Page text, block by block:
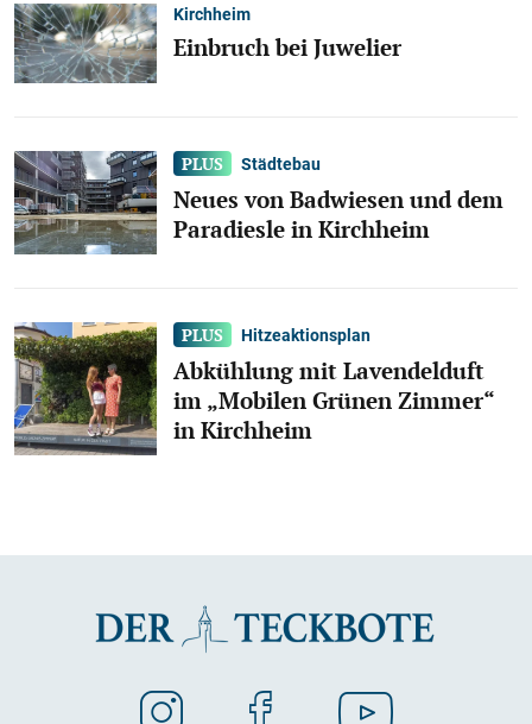
Kirchheim
Einbruch bei Juwelier
Städtebau
Neues von Badwiesen und dem
Paradiesle in Kirchheim
Hitzeaktionsplan
Abkühlung mit Lavendelduft
im „Mobilen Grünen Zimmer“
in Kirchheim